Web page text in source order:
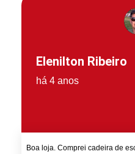
Elenilton Ribeiro
há 4 anos
Boa loja. Comprei cadeira de